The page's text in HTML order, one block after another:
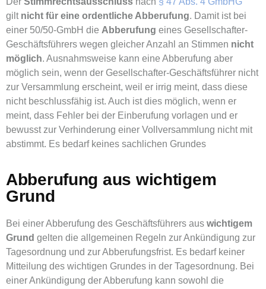
gilt nicht für eine ordentliche Abberufung. Damit ist bei
einer 50/50-GmbH die Abberufung eines Gesellschafter-
Geschäftsführers wegen gleicher Anzahl an Stimmen nicht
möglich. Ausnahmsweise kann eine Abberufung aber
möglich sein, wenn der Gesellschafter-Geschäftsführer nicht
zur Versammlung erscheint, weil er irrig meint, dass diese
nicht beschlussfähig ist. Auch ist dies möglich, wenn er
meint, dass Fehler bei der Einberufung vorlagen und er
bewusst zur Verhinderung einer Vollversammlung nicht mit
abstimmt. Es bedarf keines sachlichen Grundes
Abberufung aus wichtigem
Grund
Bei einer Abberufung des Geschäftsführers aus wichtigem
Grund gelten die allgemeinen Regeln zur Ankündigung zur
Tagesordnung und zur Abberufungsfrist. Es bedarf keiner
Mitteilung des wichtigen Grundes in der Tagesordnung. Bei
einer Ankündigung der Abberufung kann sowohl die